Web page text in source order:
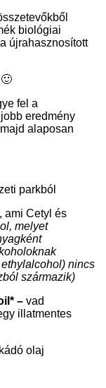
biológiai
újrahasznosított
fel a
eredmény
alaposan
parkból
ami Cetyl és
melyet
nincs
származik)
– vad
illatmentes
olaj